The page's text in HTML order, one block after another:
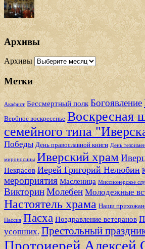
Архивы
Архивы
Метки
Акафист Бессмертный полк Богоявление
Вербное воскресенье Воскресная
семейного типа
Победы День православной книги День
мироносицы Иверский храм
Некрасов Иерей Григорий Нелюбин
мероприятия Масленица Миссионерское
ВикторинМолебен Молодежные
Настоятель храма Наши
Пассия Пасха Поздравление ветеранов
усопших. Престольный
Протоиерей Алексей